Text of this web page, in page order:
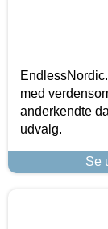
med
anderkendte
udvalg.
Se